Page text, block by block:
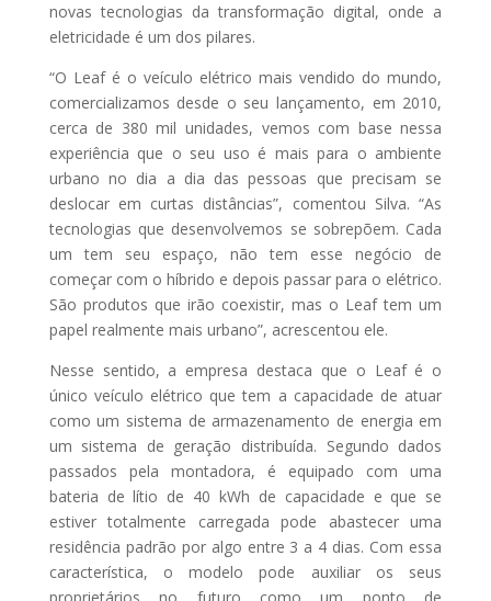
novas tecnologias da transformação digital, onde a
eletricidade é um dos pilares.
“O Leaf é o veículo elétrico mais vendido do mundo,
comercializamos desde o seu lançamento, em 2010,
cerca de 380 mil unidades, vemos com base nessa
experiência que o seu uso é mais para o ambiente
urbano no dia a dia das pessoas que precisam se
deslocar em curtas distâncias”, comentou Silva. “As
tecnologias que desenvolvemos se sobrepõem. Cada
um tem seu espaço, não tem esse negócio de
começar com o híbrido e depois passar para o elétrico.
São produtos que irão coexistir, mas o Leaf tem um
papel realmente mais urbano”, acrescentou ele.
Nesse sentido, a empresa destaca que o Leaf é o
único veículo elétrico que tem a capacidade de atuar
como um sistema de armazenamento de energia em
um sistema de geração distribuída. Segundo dados
passados pela montadora, é equipado com uma
bateria de lítio de 40 kWh de capacidade e que se
estiver totalmente carregada pode abastecer uma
residência padrão por algo entre 3 a 4 dias. Com essa
característica, o modelo pode auxiliar os seus